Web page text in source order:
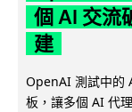
個 AI 交流
建
OpenAI 測試中的
板，讓多個 AI 代